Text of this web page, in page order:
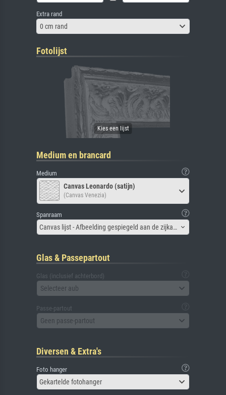
Extra rand
0 cm rand
Fotolijst
Medium en brancard
Medium
Canvas Leonardo (satijn)
(Canvas Venezia)
Spanraam
Canvas lijst - Afbeelding gespiegeld aan de zijkant
Glas & Passepartout
Glas (inclusief achterbord)
Selecteer aub
Passe-partout
Geen passe-partout
Diversen & Extra's
Foto hanger
Gekartelde fotohanger